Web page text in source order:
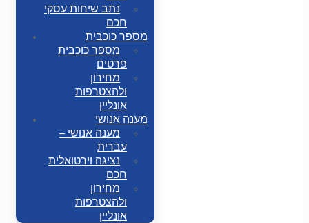
נתב שיחות עסקי
חכם
מספר כוכבית
מספר כוכבית
פרטים
מחירון
ולהצטרפות
אונליין
מענה אנושי
מענה אנושי –
עברית
נציגה וירטואלית
חכם
מחירון
ולהצטרפות
אונליין